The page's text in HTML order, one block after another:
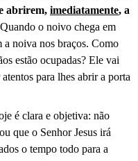
abrirem, imediatamente, a
o noivo chega em
a noiva nos braços. Como
estão ocupadas? Ele vai
para lhes abrir a porta
é clara e objetiva: não
que o Senhor Jesus irá
o tempo todo para a